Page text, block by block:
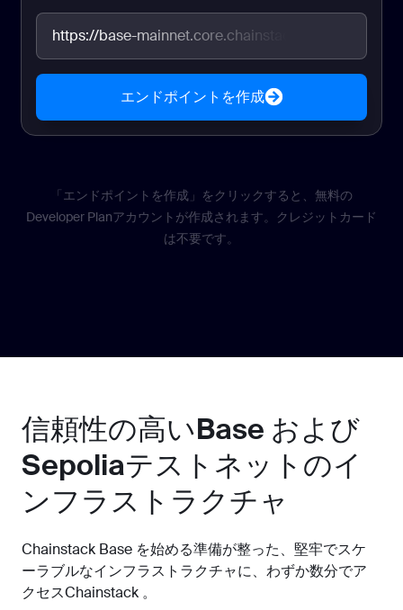
https://base-mainnet.core.chainstack.com/
エンドポイントを作成
「エンドポイントを作成」をクリックすると、無料の
Developer Planアカウントが作成されます。クレジットカード
は不要です。
信頼性の高いBase および
Sepoliaテストネットのイ
ンフラストラクチャ
Chainstack Base を始める準備が整った、堅牢でスケ
ーラブルなインフラストラクチャに、わずか数分でア
クセスChainstack 。